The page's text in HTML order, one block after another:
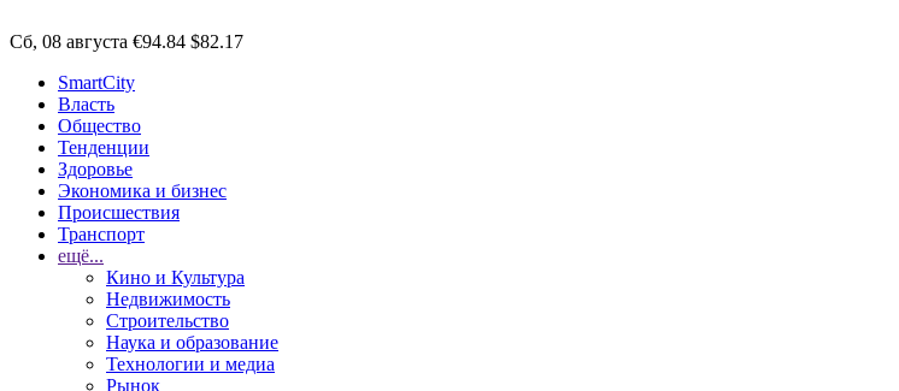
Сб, 08 августа €94.84 $82.17
SmartCity
Власть
Общество
Тенденции
Здоровье
Экономика и бизнес
Происшествия
Транспорт
ещё...
Кино и Культура
Недвижимость
Строительство
Наука и образование
Технологии и медиа
Рынок